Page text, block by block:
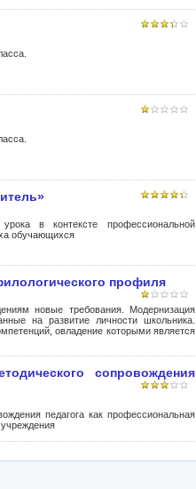
в контексте профессиональной
обучающихся
профиля
новые требования. Модернизация
на развитие личности школьника.
овладение которыми является
сопровождения
педагога как профессиональная